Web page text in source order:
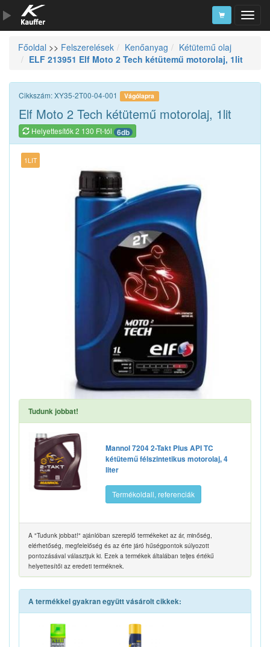
Szerszámkatalógus
Alkatrészek
Főoldal >> Felszerelések Kenőanyag
Kétütemű olaj
ELF 213951 Elf Moto 2 Tech kétütemű motorolaj, 1lit
Cikkszám: XY35-2T00-04-001 Vágólapra
Elf Moto 2 Tech kétütemű motorolaj, 1lit
Helyettesítők 2 130 Ft-tól 6db
1LIT
Tudunk jobbat!
Mannol 7204 2-Takt Plus API TC
kétütemű félszintetikus motorolaj, 4
liter
Termékoldall, referenciák
A "Tudunk jobbat!" ajánlóban szereplő termékeket az ár, minőség,
elérhetőség, megfelelőség és az érte járó hűségpontok súlyozott
pontozásával választjuk ki. Ezek a termékek általában teljes értékű
helyettesítői az eredeti terméknek.
A termékkel gyakran együtt vásárolt cikkek: